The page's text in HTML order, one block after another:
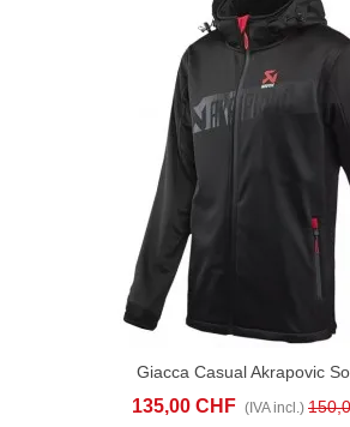
Giacca Casual Akrapovic
135,00 CHF (IVA incl.)